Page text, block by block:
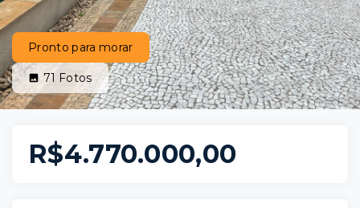
Pronto para morar
71 Fotos
R$4.770.000,00